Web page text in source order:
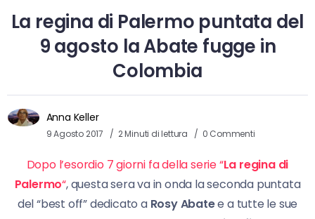
La regina di Palermo puntata del
9 agosto la Abate fugge in
Colombia
Anna Keller
9 Agosto 2017 2 Minuti di lettura 0 Commenti
Dopo l’esordio 7 giorni fa della serie “La regina di
Palermo“, questa sera va in onda la seconda puntata
del “best off” dedicato a Rosy Abatee a tutte le sue